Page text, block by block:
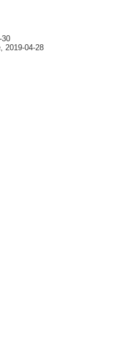
30
, 2019-04-28